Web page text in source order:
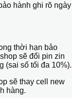
hành ghi rõ ngày
thời hạn bảo
sẽ đổi pin zin
(sai số tối đa 10%).
sẽ thay cell new
hàng.